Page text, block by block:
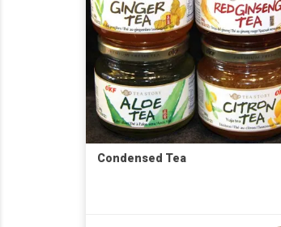
Condensed Tea